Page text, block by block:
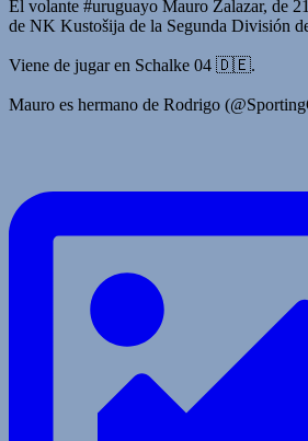
El volante #uruguayo Mauro Zalazar, de
de NK Kustošija de la Segunda División
Viene de jugar en Schalke 04 🇩🇪.
Mauro es hermano de Rodrigo